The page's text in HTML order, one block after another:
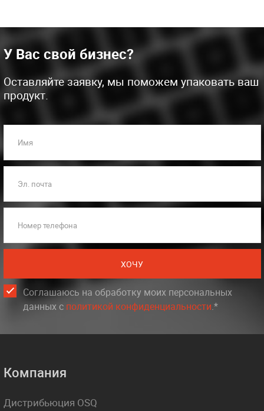
У Вас свой бизнес?
Оставляйте заявку, мы поможем упаковать ваш
продукт.
Имя
Эл. почта
Номер телефона
ХОЧУ
Соглашаюсь на обработку моих персональных
данных c политикой конфиденциальности.*
Компания
Дистрибьюция OSQ